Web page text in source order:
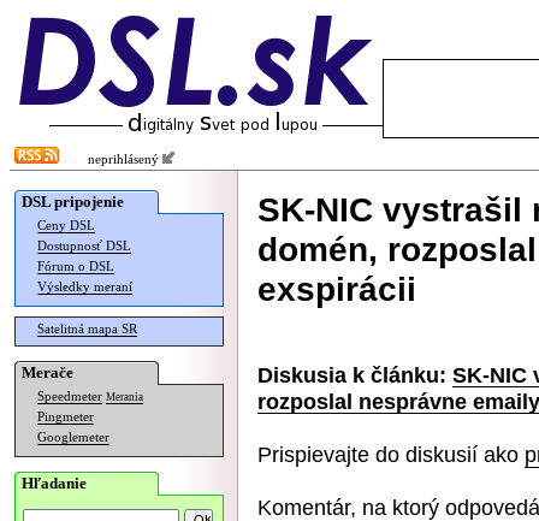
neprihlásený
DSL pripojenie
Ceny DSL
Dostupnosť DSL
Fórum o DSL
Výsledky meraní
Satelitná mapa SR
Merače
Speedmeter Merania
Pingmeter
Googlemeter
Hľadanie
SK-NIC
domén,
exspirácii
Diskusia k článku: SK-NIC
rozposlal nesprávne
Prispievajte do diskusií ako
Komentár, na ktorý